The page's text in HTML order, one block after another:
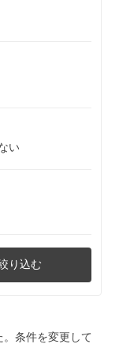
い
り込む
条件を変更して